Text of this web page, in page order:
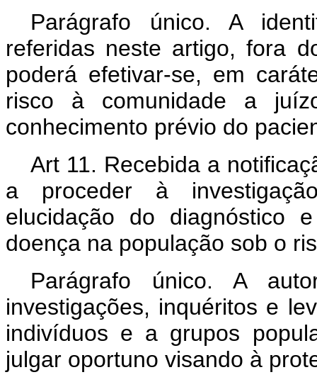
Parágrafo único. A
referidas neste artigo, fora
poderá efetivar-se, em
risco à comunidade a
conhecimento prévio do
Art 11. Recebida a
a proceder à
elucidação do diagnóstico
doença na população sob o
Parágrafo único. A
investigações, inquéritos e
indivíduos e a grupos
julgar oportuno visando à